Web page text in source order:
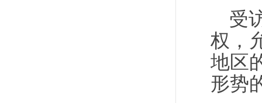
受
权，
地区
形势